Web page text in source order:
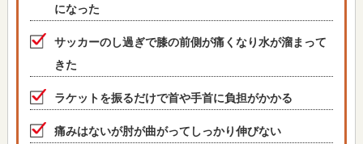
になった
サッカーのし過ぎで膝の前側が痛くなり水が溜まって
きた
ラケットを振るだけで首や手首に負担がかかる
痛みはないが肘が曲がってしっかり伸びない